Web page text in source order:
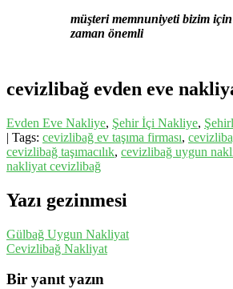
müşteri memnuniyeti bizim
zaman önemli
cevizlibağ evden eve
Evden Eve Nakliye, Şehir İçi Nakliye,
| Tags: cevizlibağ ev taşıma firması,
cevizlibağ taşımacılık, cevizlibağ uygun
nakliyat cevizlibağ
Yazı gezinmesi
Gülbağ Uygun Nakliyat
Cevizlibağ Nakliyat
Bir yanıt yazın